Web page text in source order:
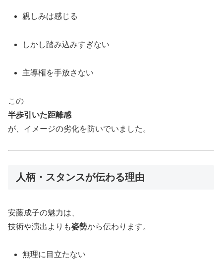
親しみは感じる
しかし踏み込みすぎない
主導権を手放さない
この
半歩引いた距離感
が、イメージの劣化を防いでいました。
人柄・スタンスが伝わる理由
安藤成子の魅力は、
技術や演出よりも姿勢から伝わります。
無理に目立たない